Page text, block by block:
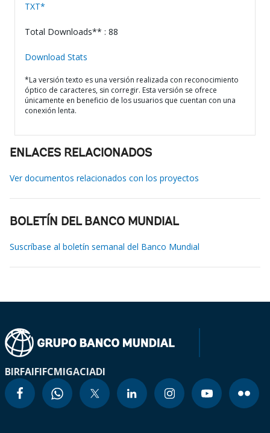
TXT*
Total Downloads** : 88
Download Stats
*La versión texto es una versión realizada con reconocimiento
óptico de caracteres, sin corregir. Esta versión se ofrece
únicamente en beneficio de los usuarios que cuentan con una
conexión lenta.
ENLACES RELACIONADOS
Ver documentos relacionados con los proyectos
BOLETÍN DEL BANCO MUNDIAL
Suscríbase al boletín semanal del Banco Mundial
BIRFAIFIFCMIGACIADI